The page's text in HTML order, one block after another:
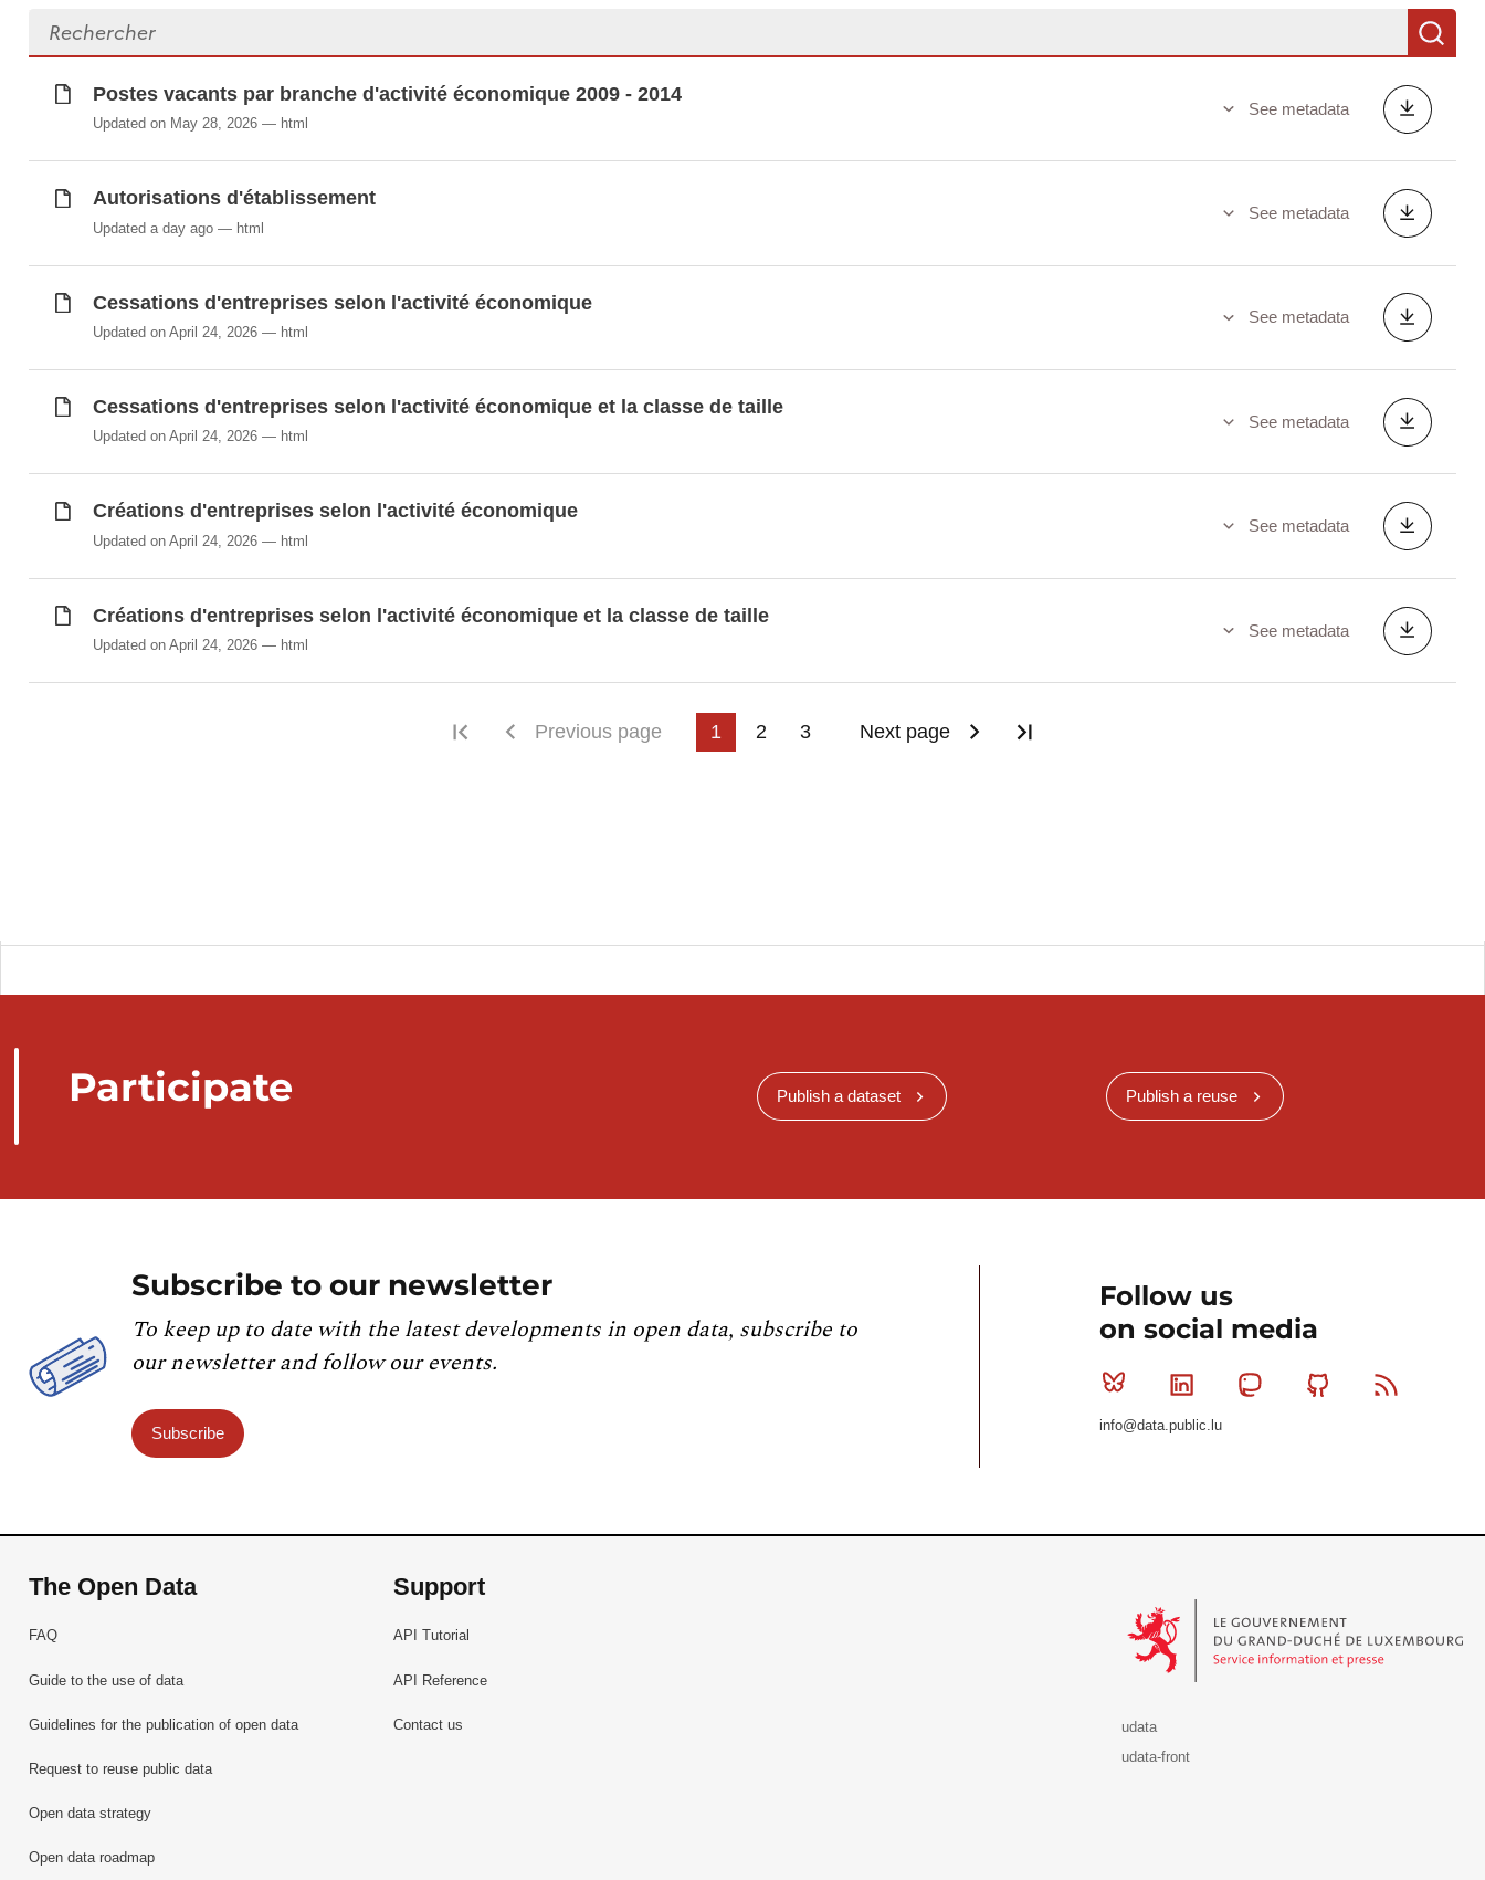
Search files
Postes vacants par branche d'activité économique 2009 - 2014
Updated on May 28, 2026 html
See metadata
Autorisations d'établissement
Updated a day ago html
See metadata
Cessations d'entreprises selon l'activité économique
Updated on April 24, 2026 html
See metadata
Cessations d'entreprises selon l'activité économique et la classe de taille
Updated on April 24, 2026 html
See metadata
Créations d'entreprises selon l'activité économique
Updated on April 24, 2026 html
See metadata
Créations d'entreprises selon l'activité économique et la classe de taille
Updated on April 24, 2026 html
See metadata
First pagePrevious page 1 2 3 Next page
Participate Publish a dataset Publish a reuse
Subscribe to our newsletter
To keep up to date with the latest developments in open data, subscribe to
our newsletter and follow our events.
Subscribe
Follow us
on social media
Bluesky Linkedin MastodonGithub
info@data.public.lu
The Open Data
FAQ
Guide to the use of data
Guidelines for the publication of open data
Request to reuse public data
Open data strategy
Open data roadmap
Support
API Tutorial
API Reference
Contact us
udata
udata-front